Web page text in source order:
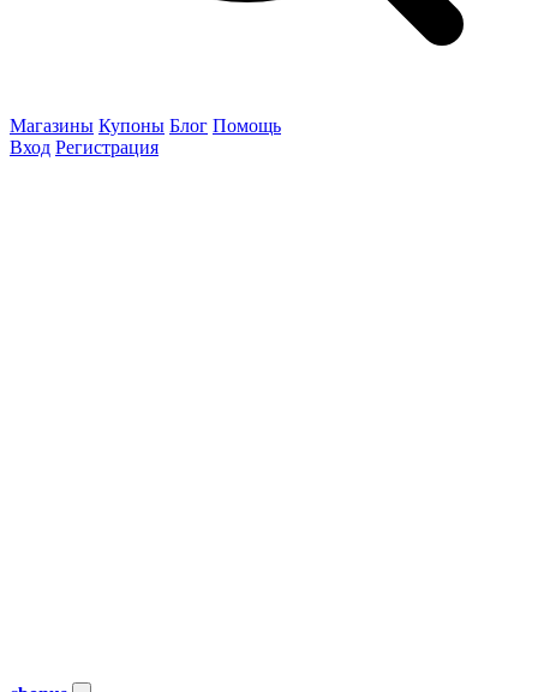
Магазины Купоны Блог Помощь
Вход Регистрация